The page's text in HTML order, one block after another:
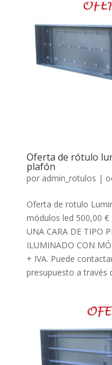
Oferta de rótulo
plafón
por admin_rotulos |
Oferta de rotulo
módulos led 500,00 €
UNA CARA DE TIPO
ILUMINADO CON
+ IVA. Puede
presupuesto a través